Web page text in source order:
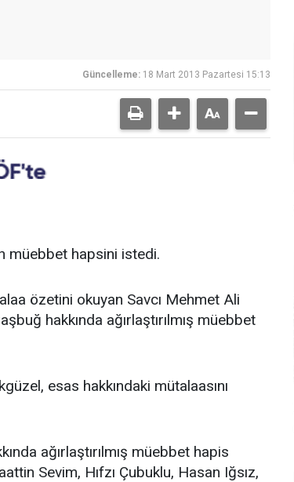
Güncelleme: 18 Mart 2013 Pazartesi 15:13
müebbet hapsini istedi.
özetini okuyan Savcı Mehmet Ali
hakkında ağırlaştırılmış müebbet
esas hakkındaki mütalaasını
ağırlaştırılmış müebbet hapis
Sevim, Hıfzı Çubuklu, Hasan Iğsız,